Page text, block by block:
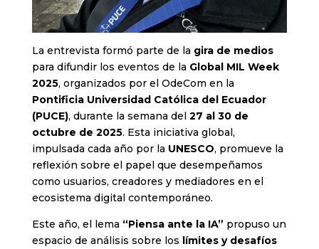
La entrevista formó parte de la gira de medios
para difundir los eventos de la Global MIL Week
2025, organizados por el OdeCom en la
Pontificia Universidad Católica del Ecuador
(PUCE), durante la semana del 27 al 30 de
octubre de 2025. Esta iniciativa global,
impulsada cada año por la UNESCO, promueve la
reflexión sobre el papel que desempeñamos
como usuarios, creadores y mediadores en el
ecosistema digital contemporáneo.
Este año, el lema “Piensa ante la IA” propuso un
espacio de análisis sobre los límites y desafíos